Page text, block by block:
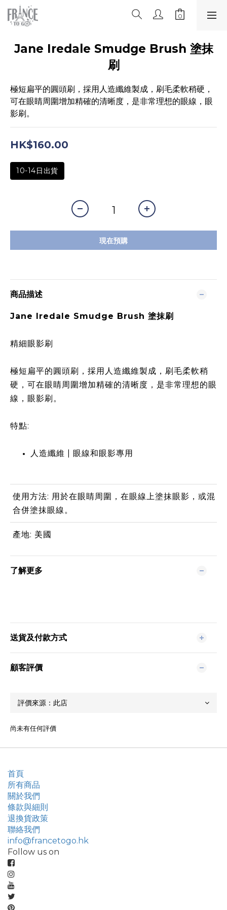
Jane Iredale Smudge Brush 塗抹
刷
極短扁平的圓頭刷，採用人造纖維製成，刷毛柔軟稍硬，
可在眼睛周圍增加精確的清晰度，是非常理想的眼線，眼
影刷。
HK$160.00
10-14日出貨
現在預購
商品描述
Jane Iredale Smudge Brush 塗抹刷
精細眼影刷
極短扁平的圓頭刷，採用人造纖維製成，刷毛柔軟稍
硬，可在眼睛周圍增加精確的清晰度，是非常理想的眼
線，眼影刷。
特點:
人造纖維 | 眼線和眼影專用
使用方法: 用於在眼睛周圍，在眼線上塗抹眼影，或混
合併塗抹眼線。
產地: 美國
了解更多
送貨及付款方式
顧客評價
尚未有任何評價
首頁
所有商品
關於我們
條款與細則
退換貨政策
聯絡我們
info@francetogo.hk
Follow us on